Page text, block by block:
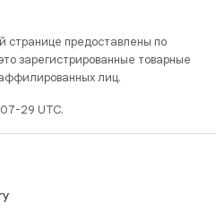
странице предоставлены по
зарегистрированные товарные
лиц.
29 UTC.